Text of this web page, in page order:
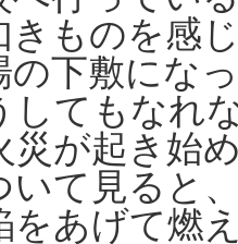
きものを感
の下敷にな
してもなれ
災が起き始
いて見ると
をあげて燃